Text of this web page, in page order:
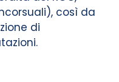
così da
di